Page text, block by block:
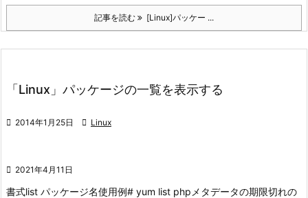
記事を読む [Linux]パッケー ...
「Linux」パッケージの一覧を表示する
 2014年1月25日  Linux
 2021年4月11日
書式list パッケージ名使用例# yum list php メタデータの期限切れの